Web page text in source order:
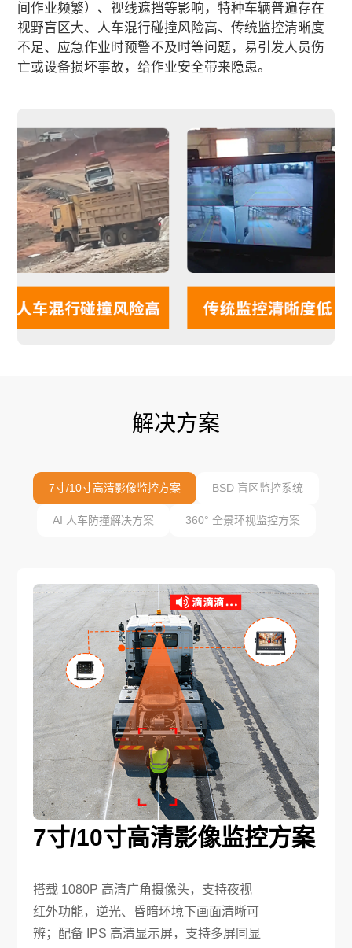
间作业频繁）、视线遮挡等影响，特种车辆普遍存在
视野盲区大、人车混行碰撞风险高、传统监控清晰度
不足、应急作业时预警不及时等问题，易引发人员伤
亡或设备损坏事故，给作业安全带来隐患。
解决方案
7寸/10寸高清影像监控方案 BSD 盲区监控系统
AI 人车防撞解决方案 360° 全景环视监控方案
7寸/10寸高清影像监控方案
搭载 1080P 高清广角摄像头，支持夜视
红外功能，逆光、昏暗环境下画面清晰可
辨；配备 IPS 高清显示屏，支持多屏同显